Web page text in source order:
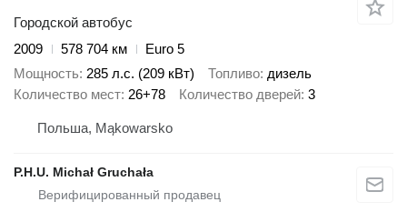
Городской автобус
2009
578 704 км
Euro 5
Мощность 285 л.с. (209 кВт) Топливо дизель
Количество мест 26+78 Количество дверей 3
Польша, Mąkowarsko
P.H.U. Michał Gruchała